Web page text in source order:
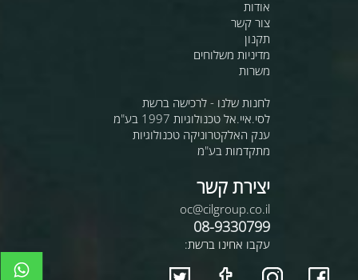
אודות
צור קשר
תקנון
מדיניות משלוחים
משרות
לחנות שלנו - לרכישה ברשת
לסי.איי.אל טכנולוגיות 1997 בע"מ
ענק האלקטרוניקה טכנולוגיות
מתקדמות בע"מ
יצירת קשר
oc@cilgroup.co.il
08-9330799
עקבו אחינו ברשת: